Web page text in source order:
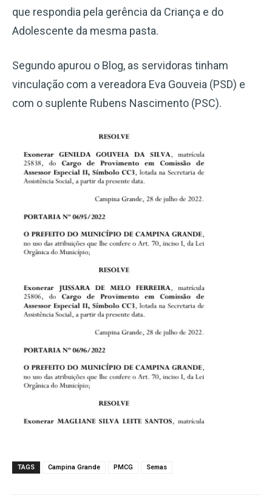
que respondia pela gerência da Criança e do
Adolescente da mesma pasta.
Segundo apurou o Blog, as servidoras tinham
vinculação com a vereadora Eva Gouveia (PSD) e
com o suplente Rubens Nascimento (PSC).
TAGS Campina Grande PMCG Semas